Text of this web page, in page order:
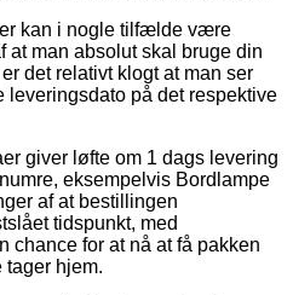
kan i nogle tilfælde være
man absolut skal bruge din
det relativt klogt at man ser
på det respektive
giver løfte om 1 dags levering
eksempelvis Bordlampe
af at bestillingen
tidspunkt, med
chance for at nå at få pakken
tager hjem.